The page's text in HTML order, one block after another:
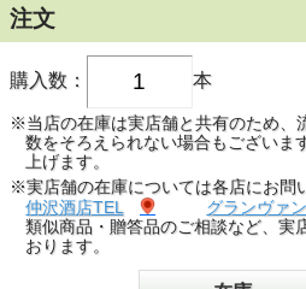
注文
購入数： 本
※当店の在庫は実店舗と共有のため、
数をそろえられない場合もございま
上げます。
※実店舗の在庫については各店にお問
仲沢酒店TEL
グランヴァ
類似商品・贈答品のご相談など、実
おります。